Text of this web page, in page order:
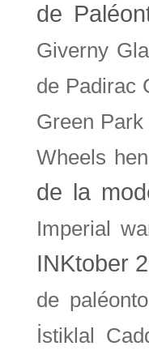
de
Giverny
de Padirac
Green Park
Wheels
de la
Imperial
INKtober
de
İstiklal